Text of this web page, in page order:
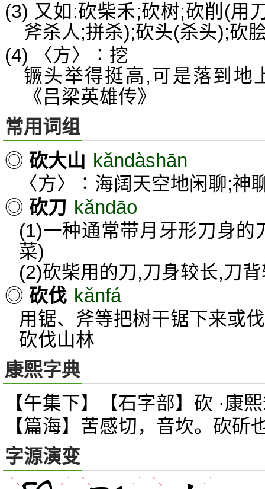
(3) 又如:砍柴禾;砍树;砍削(用
斧杀人;拼杀);砍头(杀头);砍
(4) 〈方〉∶挖
镢头举得挺高,可是落到
《吕梁英雄传》
常用词组
◎ 砍大山 kǎndàshān
〈方〉∶海阔天空地闲聊;神
◎ 砍刀 kǎndāo
(1)一种通常带月牙形刀身的
菜)
(2)砍柴用的刀,刀身较长,刀
◎ 砍伐 kǎnfá
用锯、斧等把树干锯下来或
砍伐山林
康熙字典
【午集下】【石字部】砍 ·康
【篇海】苦感切，音坎。砍斫
字源演变